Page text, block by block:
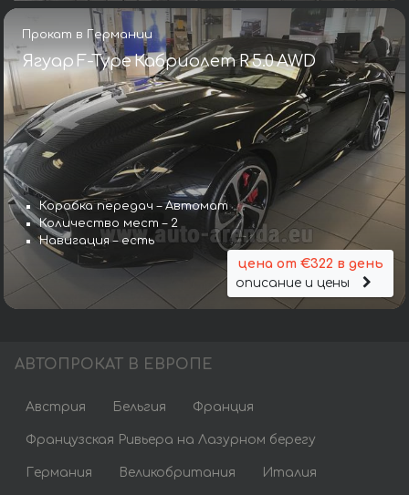
Прокат в Германии
Ягуар F-Type Кабриолет R 5.0 AWD
Коробка передач – Автомат
Количество мест – 2
Навигация – есть
цена от €322 в день
описание и цены
АВТОПРОКАТ В ЕВРОПЕ
Австрия Бельгия Франция
Французская Ривьера на Лазурном берегу
Германия Великобритания Италия